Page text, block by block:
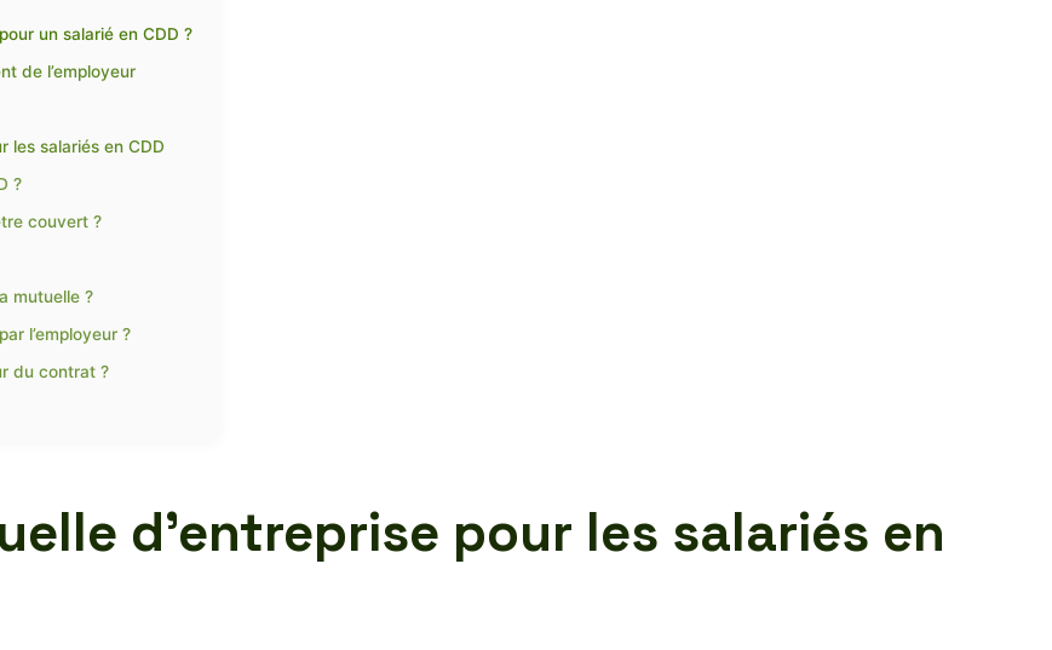
un salarié en CDD ?
de l’employeur
les salariés en CDD
?
couvert ?
mutuelle ?
l’employeur ?
du contrat ?
d’entreprise pour les salariés en